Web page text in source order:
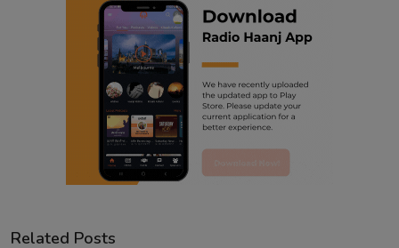
Related Posts